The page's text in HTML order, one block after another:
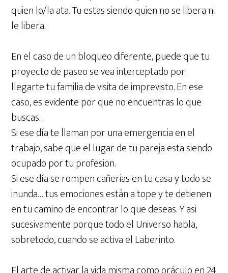
quien lo/la ata. Tu estas siendo quien no se libera ni
le libera.
En el caso de un bloqueo diferente, puede que tu
proyecto de paseo se vea interceptado por:
llegarte tu familia de visita de imprevisto. En ese
caso, es evidente por que no encuentras lo que
buscas…
Si ese día te llaman por una emergencia en el
trabajo, sabe que el lugar de tu pareja esta siendo
ocupado por tu profesion.
Si ese día se rompen cañerias en tu casa y todo se
inunda… tus emociones están a tope y te detienen
en tu camino de encontrar lo que deseas. Y asi
sucesivamente porque todo el Universo habla,
sobretodo, cuando se activa el Laberinto.